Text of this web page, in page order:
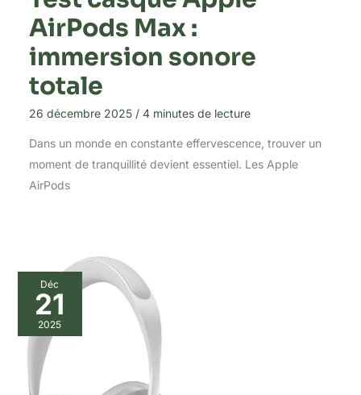
AirPods Max :
immersion sonore
totale
26 décembre 2025 / 4 minutes de lecture
Dans un monde en constante effervescence, trouver un
moment de tranquillité devient essentiel. Les Apple
AirPods
Déc
21
2025